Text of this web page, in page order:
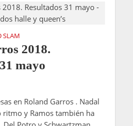
SLAM
2018.
mayo
en Roland Garros . Nadal
ritmo y Ramos también ha